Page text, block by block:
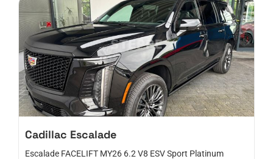
Cadillac Escalade
Escalade FACELIFT MY26 6.2 V8 ESV Sport Platinum